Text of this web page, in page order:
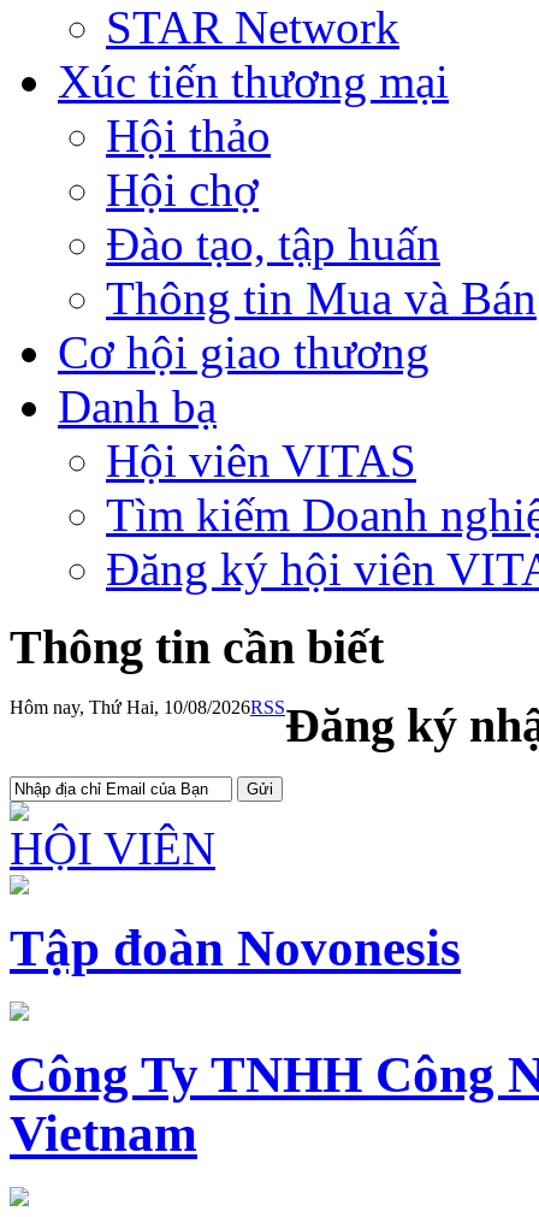
STAR Network
Xúc tiến thương mại
Hội thảo
Hội chợ
Đào tạo, tập huấn
Thông tin Mua và Bán
Cơ hội giao thương
Danh bạ
Hội viên VITAS
Tìm kiếm Doanh
Đăng ký hội viên
Thông tin cần biết
Hôm nay, Thứ Hai, 10/08/2026RSSĐăng ký
HỘI VIÊN
Tập đoàn Novonesis
Công Ty TNHH Công
Vietnam